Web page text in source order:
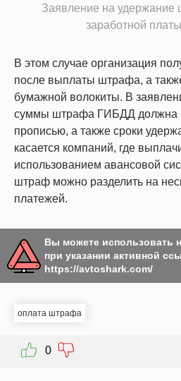
Заявление на
заработной
В этом случае организация
после выплаты штрафа, а
бумажной волокиты. В
суммы штрафа ГИБДД должна
прописью, а также сроки
касается компаний, где
использованием авансовой
штраф можно разделить на
платежей.
Вы можете использовать
при указании активной
https://avtoshark.com/
оплата штрафа
0